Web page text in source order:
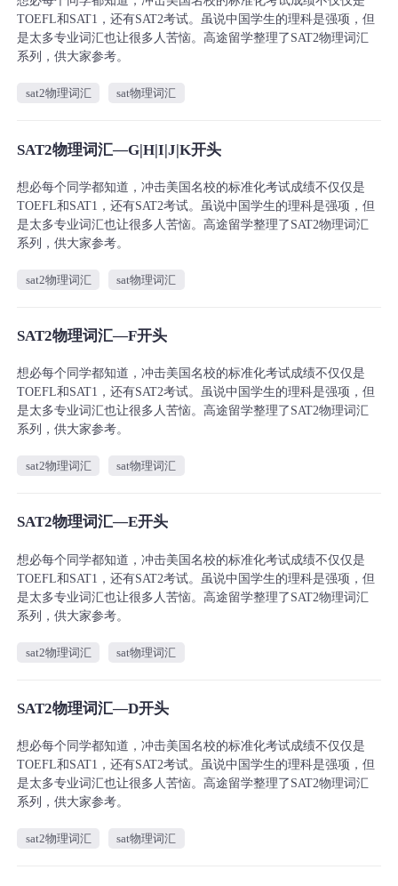
TOEFL和SAT1，还有SAT2考试。虽说中国学生的理科是强项，但
是太多专业词汇也让很多人苦恼。高途留学整理了SAT2物理词汇
系列，供大家参考。
sat2物理词汇 sat物理词汇
SAT2物理词汇—G|H|I|J|K开头
想必每个同学都知道，冲击美国名校的标准化考试成绩不仅仅是
TOEFL和SAT1，还有SAT2考试。虽说中国学生的理科是强项，但
是太多专业词汇也让很多人苦恼。高途留学整理了SAT2物理词汇
系列，供大家参考。
sat2物理词汇 sat物理词汇
SAT2物理词汇—F开头
想必每个同学都知道，冲击美国名校的标准化考试成绩不仅仅是
TOEFL和SAT1，还有SAT2考试。虽说中国学生的理科是强项，但
是太多专业词汇也让很多人苦恼。高途留学整理了SAT2物理词汇
系列，供大家参考。
sat2物理词汇 sat物理词汇
SAT2物理词汇—E开头
想必每个同学都知道，冲击美国名校的标准化考试成绩不仅仅是
TOEFL和SAT1，还有SAT2考试。虽说中国学生的理科是强项，但
是太多专业词汇也让很多人苦恼。高途留学整理了SAT2物理词汇
系列，供大家参考。
sat2物理词汇 sat物理词汇
SAT2物理词汇—D开头
想必每个同学都知道，冲击美国名校的标准化考试成绩不仅仅是
TOEFL和SAT1，还有SAT2考试。虽说中国学生的理科是强项，但
是太多专业词汇也让很多人苦恼。高途留学整理了SAT2物理词汇
系列，供大家参考。
sat2物理词汇 sat物理词汇